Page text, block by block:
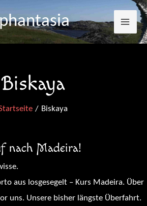
Biskaya
Biskaya
nach Madeira!
aus losgesegelt – Kurs Madeira. Über
uns. Unsere bisher längste Überfahrt.